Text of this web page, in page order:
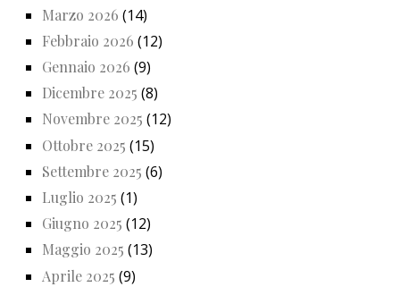
Marzo 2026 (14)
Febbraio 2026 (12)
Gennaio 2026 (9)
Dicembre 2025 (8)
Novembre 2025 (12)
Ottobre 2025 (15)
Settembre 2025 (6)
Luglio 2025 (1)
Giugno 2025 (12)
Maggio 2025 (13)
Aprile 2025 (9)